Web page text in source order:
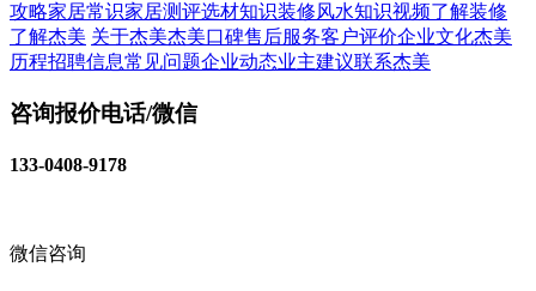
攻略家居常识家居测评选材知识装修风水知识视频了解装修
了解杰美 关于杰美杰美口碑售后服务客户评价企业文化杰美
历程招聘信息常见问题企业动态业主建议联系杰美
咨询报价电话/微信
133-0408-9178
微信咨询